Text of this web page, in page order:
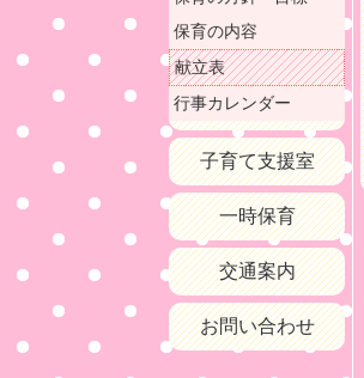
保育の内容
献立表
行事カレンダー
子育て支援室
一時保育
交通案内
お問い合わせ